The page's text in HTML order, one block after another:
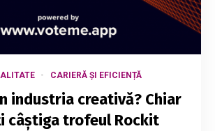
CARIERĂ ȘI EFICIENȚĂ
industria creativă? Chiar
câștiga trofeul Rockit